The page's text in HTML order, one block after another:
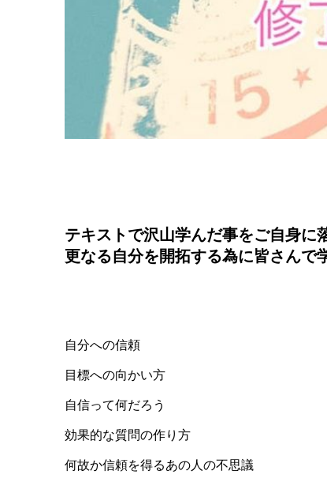
テキストで沢山学んだ事をご自身に
更なる自分を開拓する為に皆さんで
自分への信頼
目標への向かい方
自信って何だろう
効果的な質問の作り方
何故か信頼を得るあの人の不思議